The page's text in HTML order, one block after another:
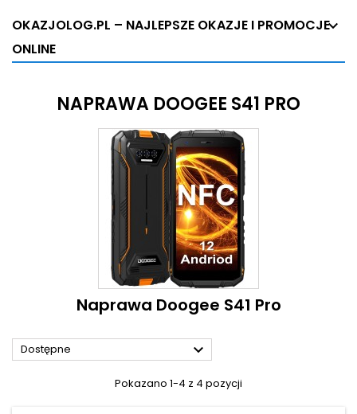
OKAZJOLOG.PL – NAJLEPSZE OKAZJE I PROMOCJE
ONLINE
NAPRAWA DOOGEE S41 PRO
Naprawa Doogee S41 Pro
Dostępne 
Pokazano 1-4 z 4 pozycji